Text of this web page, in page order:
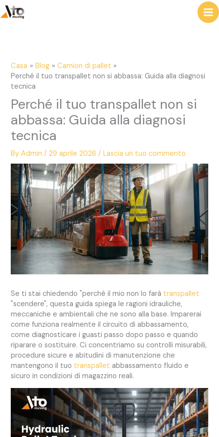
contenuto
Casa Blog
Camion di pallet
Perché il tuo transpallet non si abbassa: Guida alla diagnosi
tecnica
Perché il tuo transpallet non si
abbassa: Guida alla diagnosi
tecnica
ByAdmin/29 aprile 2026/Lascia un tuo commento
Se ti stai chiedendo "perché il mio non lo farà transpallet
"scendere", questa guida spiega le ragioni idrauliche,
meccaniche e ambientali che ne sono alla base. Imparerai
come funziona realmente il circuito di abbassamento,
come diagnosticare i guasti passo dopo passo e quando
riparare o sostituire. Ci concentriamo su controlli misurabili,
procedure sicure e abitudini di manutenzione che
mantengono il tuo transpallet abbassamento fluido e
sicuro in condizioni di magazzino reali.
i